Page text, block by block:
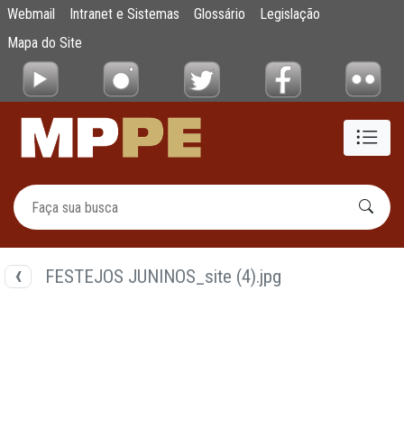
Pular para o Conteúdo principal
Documentos
Webmail Intranet e Sistemas Glossário
Legislação
Mapa do Site
FESTEJOS JUNINOS_site (4).jpg